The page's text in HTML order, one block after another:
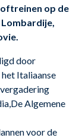
op de
door
Italiaanse
De Algemene
voor de